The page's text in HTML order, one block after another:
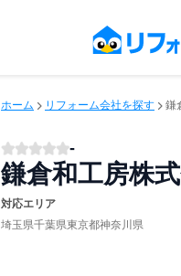
ホーム リフォーム会社を探す 鎌
-
鎌倉和工房株
対応エリア
埼玉県千葉県東京都神奈川県